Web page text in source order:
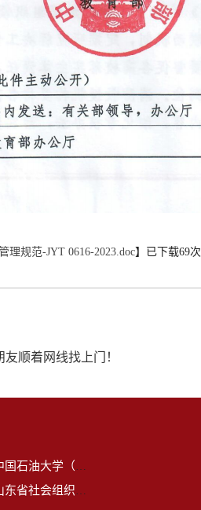
理规范-JYT 0616-2023.doc】已下载69次
顺着网线找上门！
中国石油大学（华东）
山东省社会组织管理局